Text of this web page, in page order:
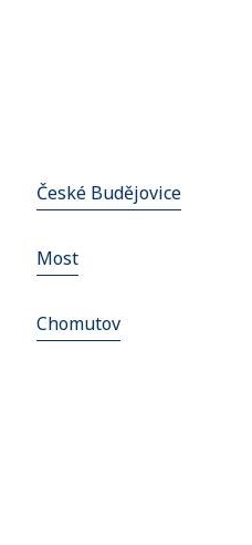
České Budějovice
Most
Chomutov